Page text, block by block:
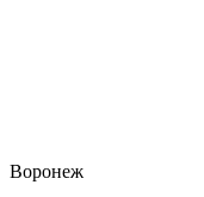
Воронеж